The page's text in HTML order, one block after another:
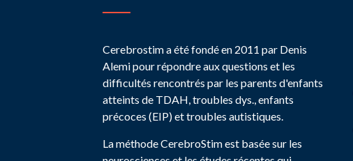
Cerebrostim a été fondé en 2011 par Denis
Alemi pour répondre aux questions et les
difficultés rencontrés par les parents d'enfants
atteints de TDAH, troubles dys., enfants
précoces (EIP) et troubles autistiques.
La méthode CerebroStim est basée sur les